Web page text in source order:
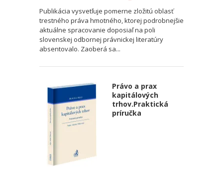
Publikácia vysvetľuje pomerne zložitú oblasť
trestného práva hmotného, ktorej podrobnejšie
aktuálne spracovanie doposiaľ na poli
slovenskej odbornej právnickej literatúry
absentovalo. Zaoberá sa...
Právo a prax
kapitálových
trhov.Praktická
príručka